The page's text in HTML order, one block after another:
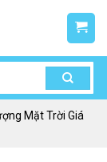
Mặt Trời Giá